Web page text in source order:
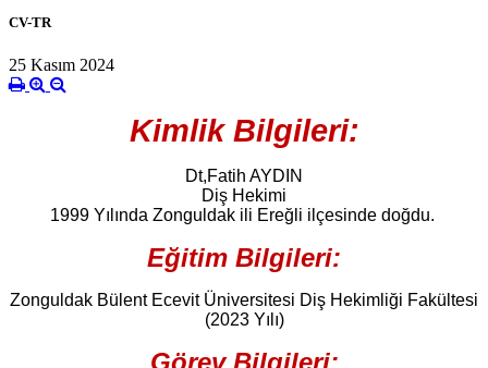
CV-TR
25 Kasım 2024
Kimlik Bilgileri:
Dt,Fatih AYDIN
Diş Hekimi
1999 Yılında Zonguldak ili Ereğli ilçesinde doğdu.
Eğitim Bilgileri:
Zonguldak Bülent Ecevit Üniversitesi Diş Hekimliği Fakültesi
(2023 Yılı)